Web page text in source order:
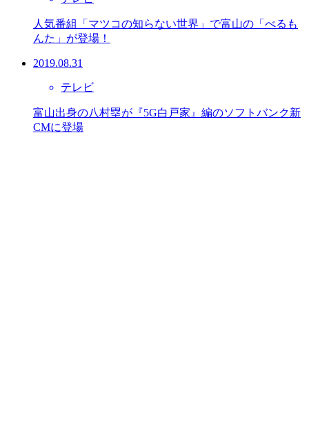
人気番組「マツコの知らない世界」で富山の「べるも
んた」が登場！
2019.08.31
テレビ
富山出身の八村塁が『5G白戸家』編のソフトバンク新
CMに登場